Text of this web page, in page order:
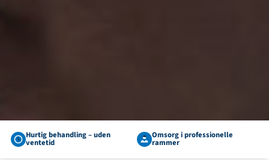
Hurtig behandling – uden
ventetid
Omsorg i professionelle
rammer